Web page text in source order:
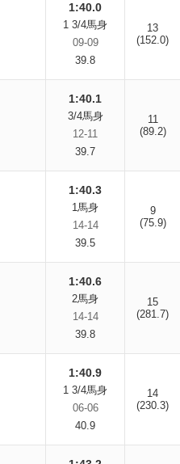
1:40.0
1 3/4馬身
09-09
39.8
13
(152.0)
1:40.1
3/4馬身
12-11
39.7
11
(89.2)
1:40.3
1馬身
14-14
39.5
9
(75.9)
1:40.6
2馬身
14-14
39.8
15
(281.7)
1:40.9
1 3/4馬身
06-06
40.9
14
(230.3)